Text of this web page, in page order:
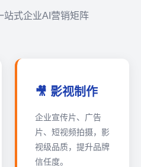
站式企业AI营销矩阵
🎥 影视制作
企业宣传片、广告
片、短视频拍摄，影
视级品质，提升品牌
信任度。